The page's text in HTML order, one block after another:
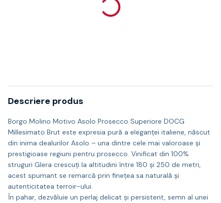
Descriere produs
Borgo Molino Motivo Asolo Prosecco Superiore DOCG
Millesimato Brut este expresia pură a eleganței italiene, născut
din inima dealurilor Asolo – una dintre cele mai valoroase și
prestigioase regiuni pentru prosecco. Vinificat din 100%
struguri Glera crescuți la altitudini între 180 și 250 de metri,
acest spumant se remarcă prin finețea sa naturală și
autenticitatea terroir-ului.
În pahar, dezvăluie un perlaj delicat și persistent, semn al unei